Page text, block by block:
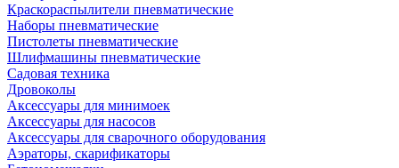
Краскораспылители пневматические
Наборы пневматические
Пистолеты пневматические
Шлифмашины пневматические
Садовая техника
Дровоколы
Аксессуары для минимоек
Аксессуары для насосов
Аксессуары для сварочного оборудования
Аэраторы, скарификаторы